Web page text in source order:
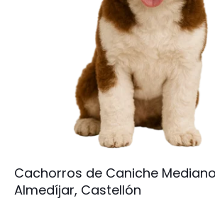
Cachorros de Caniche
Almedíjar, Castellón